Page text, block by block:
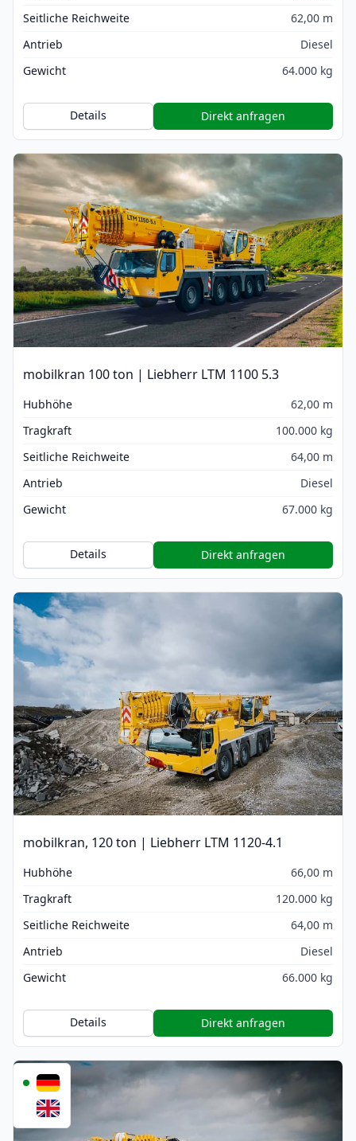
Seitliche Reichweite
62,00 m
Antrieb
Diesel
Gewicht
64.000 kg
Details Direkt anfragen
mobilkran 100 ton | Liebherr LTM 1100 5.3
Hubhöhe
62,00 m
Tragkraft
100.000 kg
Seitliche Reichweite
64,00 m
Antrieb
Diesel
Gewicht
67.000 kg
Details Direkt anfragen
mobilkran, 120 ton | Liebherr LTM 1120-4.1
Hubhöhe
66,00 m
Tragkraft
120.000 kg
Seitliche Reichweite
64,00 m
Antrieb
Diesel
Gewicht
66.000 kg
Details Direkt anfragen